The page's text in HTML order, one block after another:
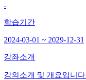
-
학습기간
2024-03-01 ~ 2029-12-31
강좌소개
강의소개 및 개요입니